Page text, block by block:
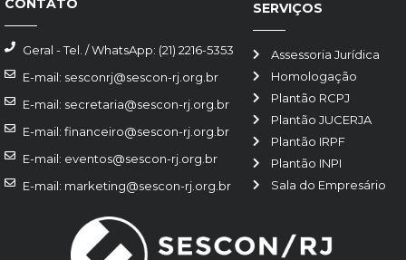
SERVIÇOS
Assessoria Jurídica
Homologação
Plantão RCPJ
Plantão JUCERJA
Plantão IRPF
Plantão INPI
Sala do Empresário
CONTATO
Geral - Tel. / WhatsApp: (21) 2216-5353
E-mail: sesconrj@sescon-rj.org.br
E-mail: secretaria@sescon-rj.org.br
E-mail: financeiro@sescon-rj.org.br
E-mail: eventos@sescon-rj.org.br
E-mail: marketing@sescon-rj.org.br